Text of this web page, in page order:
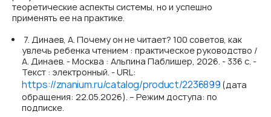
теоретические аспекты системы, но и успешно
применять ее на практике.
7. Динаев, А. Почему он не читает? 100 советов, как
увлечь ребенка чтением : практическое руководство /
А. Динаев. - Москва : Альпина Паблишер, 2026. - 336 с. -
Текст : электронный. - URL:
https://znanium.ru/catalog/product/2236899 (дата
обращения: 22.05.2026). – Режим доступа: по
подписке.